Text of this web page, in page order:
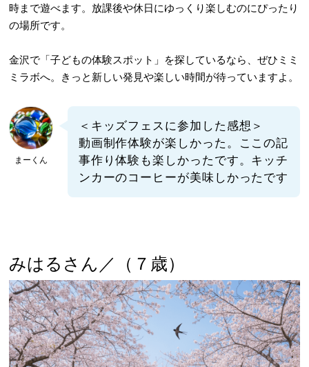
時まで遊べます。放課後や休日にゆっくり楽しむのにぴったり
の場所です。
金沢で「子どもの体験スポット」を探しているなら、ぜひミミ
ミラボへ。きっと新しい発見や楽しい時間が待っていますよ。
まーくん
＜キッズフェスに参加した感想＞
動画制作体験が楽しかった。ここの記
事作り体験も楽しかったです。キッチ
ンカーのコーヒーが美味しかったです
みはるさん／（７歳）